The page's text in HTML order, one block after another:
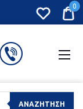
0
ΑΝΑΖΉΤΗΣΗ